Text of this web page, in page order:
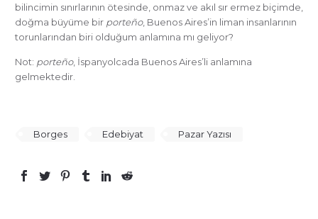
bilincimin sınırlarının ötesinde, onmaz ve akıl sır ermez biçimde,
doğma büyüme bir porteño, Buenos Aires’in liman insanlarının
torunlarından biri olduğum anlamına mı geliyor?
Not: porteño, İspanyolcada Buenos Aires’li anlamına
gelmektedir.
Borges Edebiyat Pazar Yazısı